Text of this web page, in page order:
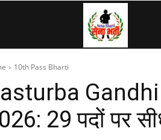
Army,
10th Pass Bharti
29 पदों पर